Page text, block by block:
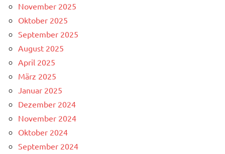
November 2025
Oktober 2025
September 2025
August 2025
April 2025
März 2025
Januar 2025
Dezember 2024
November 2024
Oktober 2024
September 2024